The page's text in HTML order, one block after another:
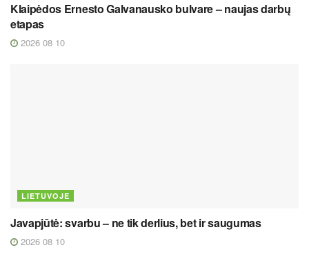
Klaipėdos Ernesto Galvanausko bulvare – naujas darbų
etapas
2026 08 10
LIETUVOJE
Javapjūtė: svarbu – ne tik derlius, bet ir saugumas
2026 08 10